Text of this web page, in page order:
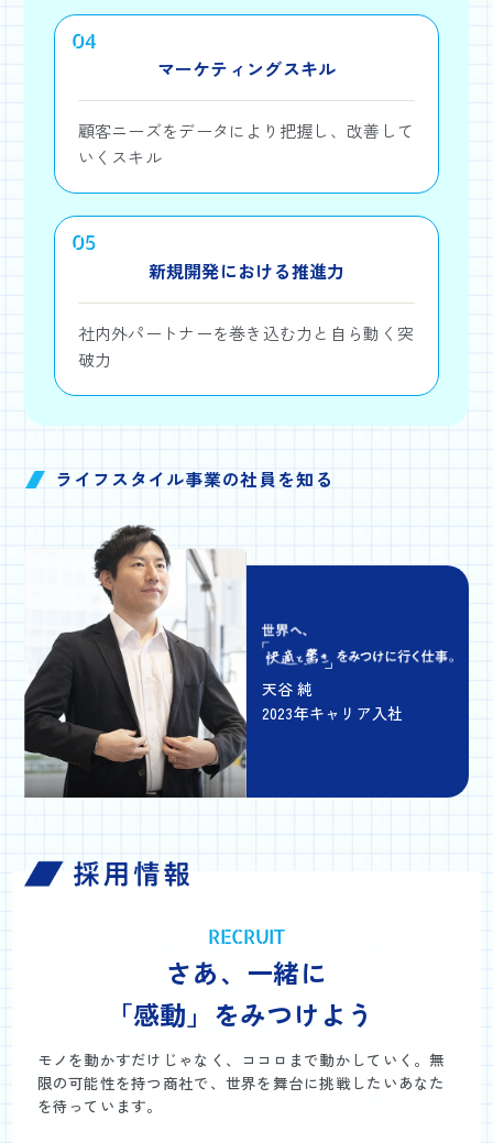
04
マーケティングスキル
顧客ニーズをデータにより把握し、改善して
いくスキル
05
新規開発における推進力
社内外パートナーを巻き込む力と自ら動く突
破力
ライフスタイル事業の社員を知る
天谷 純
2023年キャリア入社
RECRUIT
さあ、一緒に
「感動」をみつけよう
モノを動かすだけじゃなく、ココロまで動かしていく。無
限の可能性を持つ商社で、世界を舞台に挑戦したいあなた
を待っています。